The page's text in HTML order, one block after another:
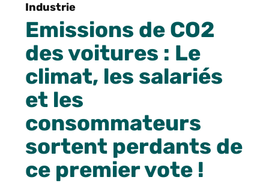
Industrie
Emissions de CO2
des voitures : Le
climat, les salariés
et les
consommateurs
sortent perdants de
ce premier vote !